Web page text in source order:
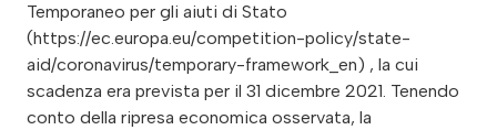
Temporaneo per gli aiuti di Stato
(https://ec.europa.eu/competition-policy/state-
aid/coronavirus/temporary-framework_en) , la cui
scadenza era prevista per il 31 dicembre 2021. Tenendo
conto della ripresa economica osservata, la